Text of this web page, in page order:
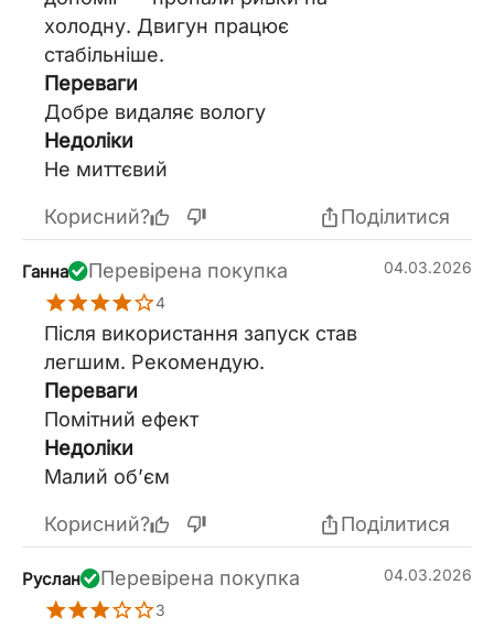
холодну. Двигун працює
стабільніше.
Переваги
Добре видаляє вологу
Недоліки
Не миттєвий
Корисний? Поділитися
Ганна Перевірена покупка
04.03.2026
4
Після використання запуск став
легшим. Рекомендую.
Переваги
Помітний ефект
Недоліки
Малий об’єм
Корисний? Поділитися
Руслан Перевірена покупка
04.03.2026
3